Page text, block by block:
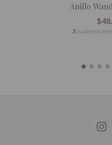
Anillo
3cuotas sin